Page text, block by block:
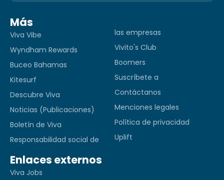
Más
Viva Vibe
Wyndham Rewards
Buceo Bahamas
Kitesurf
Descubre Viva
Noticias (Publicaciones)
Boletín de Viva
Responsabilidad social de
las empresas
Vivito's Club
Boomers
Suscríbete a
Contáctanos
Menciones legales
Política de privacidad
Uplift
Enlaces externos
Viva Jobs